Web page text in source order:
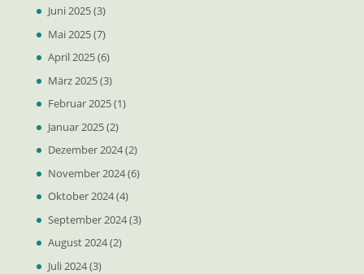
Juni 2025(3)
Mai 2025(7)
April 2025(6)
März 2025(3)
Februar 2025(1)
Januar 2025(2)
Dezember 2024(2)
November 2024(6)
Oktober 2024(4)
September 2024(3)
August 2024(2)
Juli 2024(3)